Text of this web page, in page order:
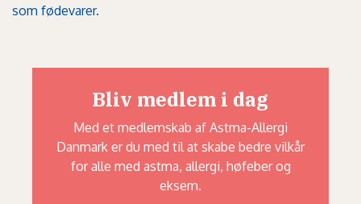
som fødevarer.
Bliv medlem i dag
Med et medlemskab af Astma-Allergi
Danmark er du med til at skabe bedre vilkår
for alle med astma, allergi, høfeber og
eksem.